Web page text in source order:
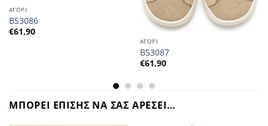
ΑΓΟΡΙ
BS3086
€61,90
ΑΓΟΡΙ
BS3087
€61,90
ΜΠΟΡΕΙ ΕΠΙΣΗΣ ΝΑ ΣΑΣ ΑΡΕΣΕΙ…